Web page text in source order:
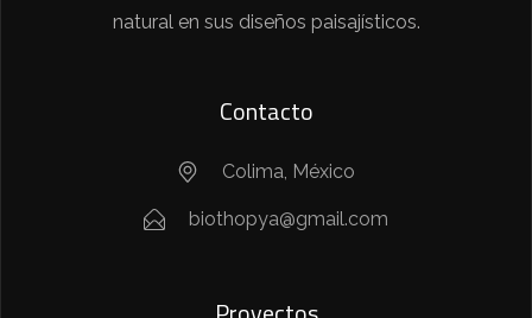
natural en sus diseños paisajísticos.
Contacto
Colima, México
biothopya@gmail.com